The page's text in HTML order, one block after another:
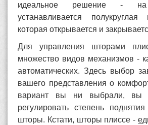
идеальное решение -
устанавливается
которая открывается и
Для управления шторами
множество видов механизмов -
автоматических. Здесь выбор
вашего представления о
вариант вы ни выбрали, вы
регулировать степень
шторы. Кстати, шторы плиссе -